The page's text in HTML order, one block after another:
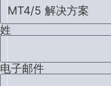
MT4/5 解决方案
姓
电子邮件